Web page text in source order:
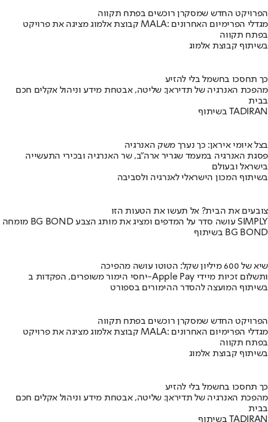
הפרויקט החדש שמסקרן רוכשים בפתח תקווה
קבוצת אלמוג מציגה את פרויקט MALA: מגדלי הפרימיום האחרונים
בפתח תקווה
בשיתוף קבוצת אלמוג
כך תחסכו בחשמל בלי להזיע
מהפכת האנרגיה של תדיראן: שליטה, אבטחת מידע וניהול אקלים חכם
בבית
בשיתוף TADIRAN
בצל איומי איראן: כך נערך משק האנרגיה
פסגת האנרגיה במעמד שגריר ארה"ב, שר האנרגיה ובכירי התעשייה
בישראל ובעולם
בשיתוף המכון הישראלי לאנרגיה ולסביבה
צובעים את הבית? אל תעשו את הטעות הזו
מומחה BG BOND עושה סדר על המדפים ומציג את מותג הצבע SIMPLY
בשיתוף BG BOND
שיא של 600 מיליון שקל: הטוטו עושה מהפיכה
יחסי הימור משופרים, הפקדות ב-Apple Pay ותשלום זכיות מיידי
בשיתוף המועצה להסדר ההימורים בספורט
הפרויקט החדש שמסקרן רוכשים בפתח תקווה
קבוצת אלמוג מציגה את פרויקט MALA: מגדלי הפרימיום האחרונים
בפתח תקווה
בשיתוף קבוצת אלמוג
כך תחסכו בחשמל בלי להזיע
מהפכת האנרגיה של תדיראן: שליטה, אבטחת מידע וניהול אקלים חכם
בבית
בשיתוף TADIRAN